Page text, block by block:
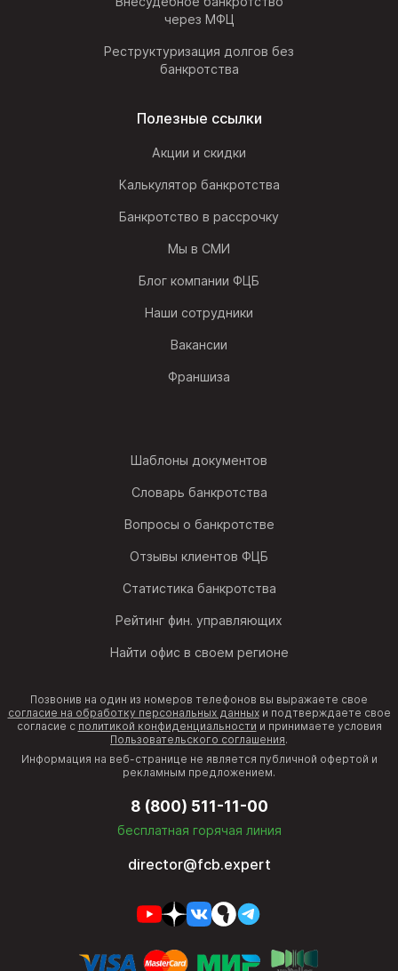
через МФЦ
Реструктуризация долгов без
банкротства
Полезные ссылки
Акции и скидки
Калькулятор банкротства
Банкротство в рассрочку
Мы в СМИ
Блог компании ФЦБ
Наши сотрудники
Вакансии
Франшиза
Шаблоны документов
Словарь банкротства
Вопросы о банкротстве
Отзывы клиентов ФЦБ
Статистика банкротства
Рейтинг фин. управляющих
Найти офис в своем регионе
Позвонив на один из номеров телефонов вы выражаете свое
согласие на обработку персональных данныхи подтверждаете свое
согласие с политикой конфиденциальности и принимаете условия
Пользовательского соглашения.
Информация на веб-странице не является публичной офертой и
рекламным предложением.
8 (800) 511-11-00
бесплатная горячая линия
director@fcb.expert